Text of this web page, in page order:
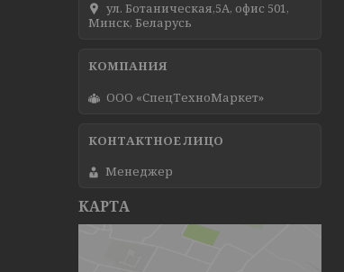
ул. Ботаническая,5А, офис 501,
Минск, Беларусь
ООО «СпецТехноМаркет»
Менеджер
КАРТА